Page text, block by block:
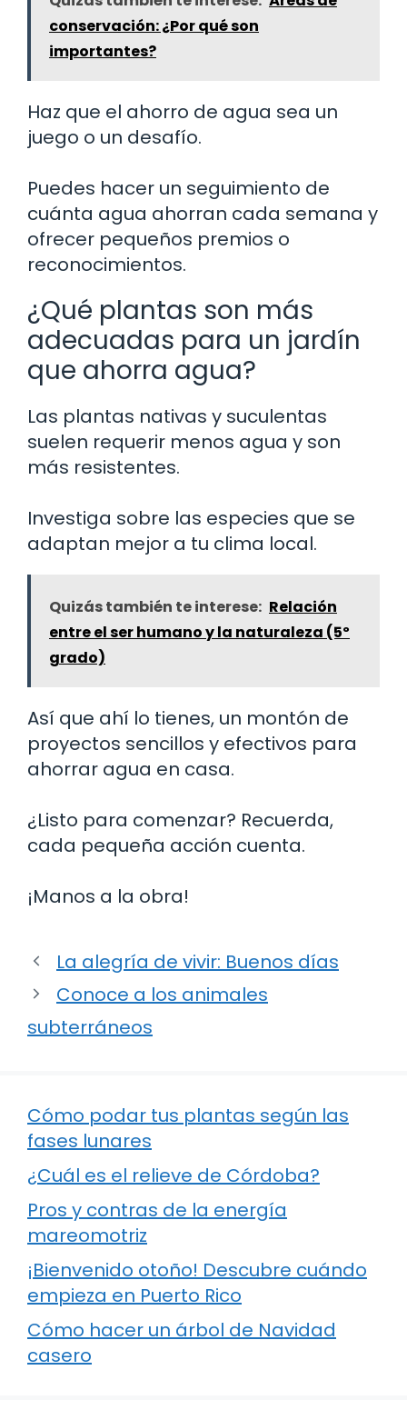
conservación: ¿Por qué son
importantes?
Haz que el ahorro de agua sea un
juego o un desafío.
Puedes hacer un seguimiento de
cuánta agua ahorran cada semana y
ofrecer pequeños premios o
reconocimientos.
¿Qué plantas son más
adecuadas para un jardín
que ahorra agua?
Las plantas nativas y suculentas
suelen requerir menos agua y son
más resistentes.
Investiga sobre las especies que se
adaptan mejor a tu clima local.
Quizás también te interese: Relación
entre el ser humano y la naturaleza (5º
grado)
Así que ahí lo tienes, un montón de
proyectos sencillos y efectivos para
ahorrar agua en casa.
¿Listo para comenzar? Recuerda,
cada pequeña acción cuenta.
¡Manos a la obra!
La alegría de vivir: Buenos días
Conoce a los animales
subterráneos
Cómo podar tus plantas según las
fases lunares
¿Cuál es el relieve de Córdoba?
Pros y contras de la energía
mareomotriz
¡Bienvenido otoño! Descubre cuándo
empieza en Puerto Rico
Cómo hacer un árbol de Navidad
casero